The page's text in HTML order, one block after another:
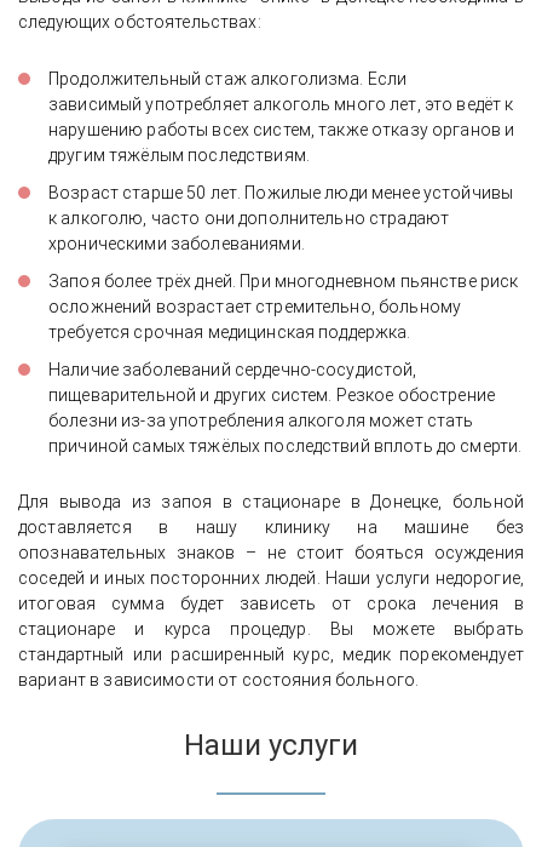
следующих обстоятельствах:
Продолжительный стаж алкоголизма. Если
зависимый употребляет алкоголь много лет, это ведёт к
нарушению работы всех систем, также отказу органов и
другим тяжёлым последствиям.
Возраст старше 50 лет. Пожилые люди менее устойчивы
к алкоголю, часто они дополнительно страдают
хроническими заболеваниями.
Запоя более трёх дней. При многодневном пьянстве риск
осложнений возрастает стремительно, больному
требуется срочная медицинская поддержка.
Наличие заболеваний сердечно-сосудистой,
пищеварительной и других систем. Резкое обострение
болезни из-за употребления алкоголя может стать
причиной самых тяжёлых последствий вплоть до смерти.
Для вывода из запоя в стационаре в Донецке, больной
доставляется в нашу клинику на машине без
опознавательных знаков – не стоит бояться осуждения
соседей и иных посторонних людей. Наши услуги недорогие,
итоговая сумма будет зависеть от срока лечения в
стационаре и курса процедур. Вы можете выбрать
стандартный или расширенный курс, медик порекомендует
вариант в зависимости от состояния больного.
Наши услуги